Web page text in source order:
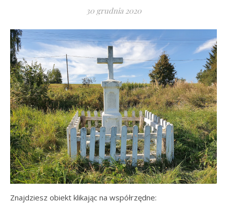
30 grudnia 2020
Znajdziesz obiekt klikając na współrzędne: